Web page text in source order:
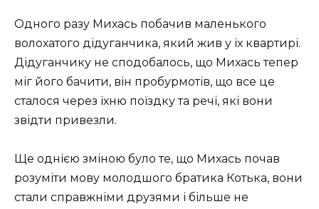
Одного разу Михась побачив маленького
волохатого дідуганчика, який жив у їх квартирі.
Дідуганчику не сподобалось, що Михась тепер
міг його бачити, він пробурмотів, що все це
сталося через їхню поїздку та речі, які вони
звідти привезли.
Ще однією зміною було те, що Михась почав
розуміти мову молодшого братика Котька, вони
стали справжніми друзями і більше не